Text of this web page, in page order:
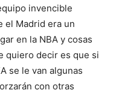
invencible
el Madrid era un
en la NBA y cosas
quiero decir es que si
se le van algunas
con otras